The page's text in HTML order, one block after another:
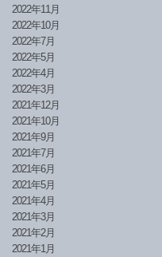
2022年11月
2022年10月
2022年7月
2022年5月
2022年4月
2022年3月
2021年12月
2021年10月
2021年9月
2021年7月
2021年6月
2021年5月
2021年4月
2021年3月
2021年2月
2021年1月